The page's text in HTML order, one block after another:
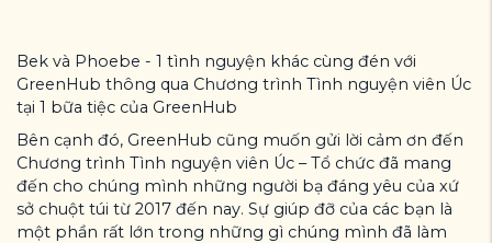
Bek và Phoebe - 1 tình nguyện khác cùng đén với
GreenHub thông qua Chương trình Tình nguyện viên Úc
tại 1 bữa tiệc của GreenHub
Bên cạnh đó, GreenHub cũng muốn gửi lời cảm ơn đến
Chương trình Tình nguyện viên Úc – Tổ chức đã mang
đến cho chúng mình những người bạ đáng yêu của xứ
sở chuột túi từ 2017 đến nay. Sự giúp đỡ của các bạn là
một phần rất lớn trong những gì chúng mình đã làm